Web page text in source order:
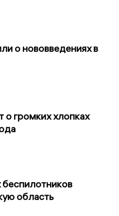
о нововведениях в
громких хлопках
область